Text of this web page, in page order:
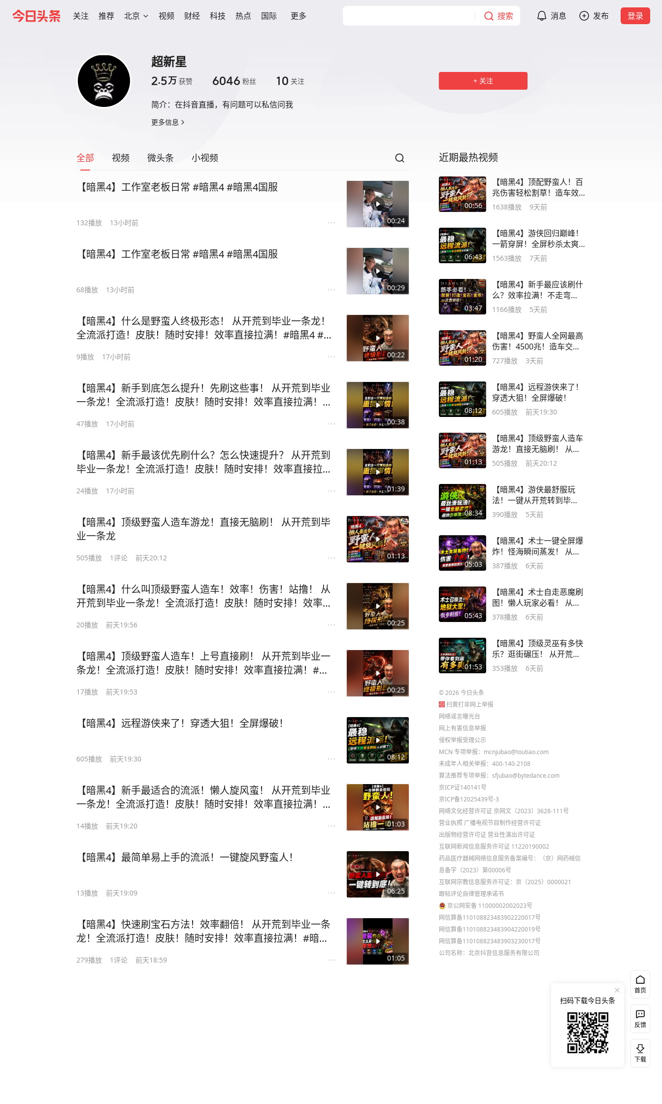
关注 推荐 北京 视频 财经 科技 热点 国际 更多 搜索 消息 发布 登录
超新星
2.5万 获赞 6046 粉丝 10 关注
简介： 在抖音直播，有问题可以私信问我
更多信息
关注
全部 视频 微头条 小视频
00:24
【暗黑4】工作室老板日常 #暗黑4 #暗黑4国服
132播放 13小时前
00:29
【暗黑4】工作室老板日常 #暗黑4 #暗黑4国服
68播放 13小时前
00:22
【暗黑4】什么是野蛮人终极形态！ 从开荒到毕业一条龙！
全流派打造！皮肤！随时安排！效率直接拉满！#暗黑4 #暗
9播放 17小时前
00:38
【暗黑4】新手到底怎么提升！先刷这些事！ 从开荒到毕业
一条龙！全流派打造！皮肤！随时安排！效率直接拉满！#
47播放 17小时前
01:39
【暗黑4】新手最该优先刷什么？怎么快速提升？ 从开荒到
毕业一条龙！全流派打造！皮肤！随时安排！效率直接拉
24播放 17小时前
01:13
【暗黑4】顶级野蛮人造车游龙！直接无脑刷！ 从开荒到毕
业一条龙
505播放 1评论 前天20:12
00:25
【暗黑4】什么叫顶级野蛮人造车！效率！伤害！站撸！ 从
开荒到毕业一条龙！全流派打造！皮肤！随时安排！效率直
20播放 前天19:56
00:25
【暗黑4】顶级野蛮人造车！上号直接刷！ 从开荒到毕业一
条龙！全流派打造！皮肤！随时安排！效率直接拉满！#暗
17播放 前天19:53
08:12
【暗黑4】远程游侠来了！穿透大狙！全屏爆破！
605播放 前天19:30
01:03
【暗黑4】新手最适合的流派！懒人旋风蛮！ 从开荒到毕业
一条龙！全流派打造！皮肤！随时安排！效率直接拉满！#
14播放 前天19:20
06:25
【暗黑4】最简单易上手的流派！一键旋风野蛮人！
13播放 前天19:09
01:05
【暗黑4】快速刷宝石方法！效率翻倍！ 从开荒到毕业一条
龙！全流派打造！皮肤！随时安排！效率直接拉满！#暗黑4
279播放 1评论 前天18:59
近期最热视频
00:56
【暗黑4】顶配野蛮人！百
兆伤害轻松割草！造车效
率拉满！
1638播放 9天前
06:43
【暗黑4】游侠回归巅峰！
一箭穿屏！全屏秒杀太爽
了！
1563播放 7天前
03:47
【暗黑4】新手最应该刷什
么？效率拉满！不走弯
路！
1166播放 5天前
01:20
【暗黑4】野蛮人全网最高
伤害！4500兆！造车交
单！
727播放 3天前
08:12
【暗黑4】远程游侠来了！
穿透大狙！全屏爆破！
605播放 前天19:30
01:13
【暗黑4】顶级野蛮人造车
游龙！直接无脑刷！ 从开
荒到毕业一条龙
505播放 前天20:12
08:34
【暗黑4】游侠最舒服玩
法！一键从开荒转到毕
业！
390播放 5天前
05:03
【暗黑4】术士一键全屏爆
炸！怪海瞬间蒸发！ 从开
荒到毕业一条龙
387播放 6天前
05:43
【暗黑4】术士自走恶魔刷
图！懒人玩家必看！ 从开
荒到毕业一条龙
378播放 6天前
01:53
【暗黑4】顶级灵巫有多快
乐？逛街碾压！ 从开荒到
毕业一条龙
353播放 6天前
©2026今日头条
扫黄打非网上举报
网络谣言曝光台
网上有害信息举报
侵权举报受理公示
MCN 专项举报：mcnjubao@toutiao.com
未成年人相关举报：400-140-2108
算法推荐专项举报：sfjubao@bytedance.com
京ICP证140141号
京ICP备12025439号-3
网络文化经营许可证 京网文〔2023〕3628-111号
营业执照 广播电视节目制作经营许可证
出版物经营许可证 营业性演出许可证
互联网新闻信息服务许可证 11220190002
药品医疗器械网络信息服务备案编号：（京）网药械信
息备字（2023）第00006号
互联网宗教信息服务许可证：京（2025）0000021
跟帖评论自律管理承诺书
京公网安备 11000002002023号
网信算备110108823483902220017号
网信算备110108823483904220019号
网信算备110108823483903230017号
公司名称：北京抖音信息服务有限公司
首页
反馈
下载
扫码下载今日头条